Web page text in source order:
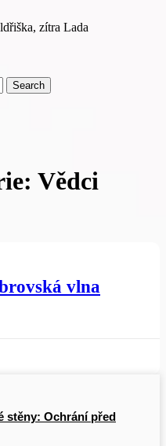
zítra Lada
Search
Vědci
vlna
stěny: Ochrání před